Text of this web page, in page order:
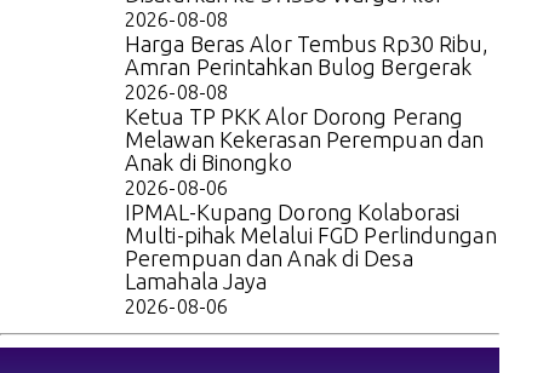
2026-08-08
Harga Beras Alor Tembus Rp30 Ribu,
Amran Perintahkan Bulog Bergerak
2026-08-08
Ketua TP PKK Alor Dorong Perang
Melawan Kekerasan Perempuan dan
Anak di Binongko
2026-08-06
IPMAL-Kupang Dorong Kolaborasi
Multi-pihak Melalui FGD Perlindungan
Perempuan dan Anak di Desa
Lamahala Jaya
2026-08-06